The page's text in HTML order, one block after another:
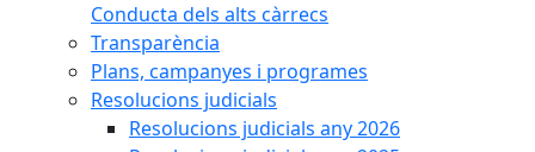
Conducta dels alts càrrecs
Transparència
Plans, campanyes i programes
Resolucions judicials
Resolucions judicials any 2026